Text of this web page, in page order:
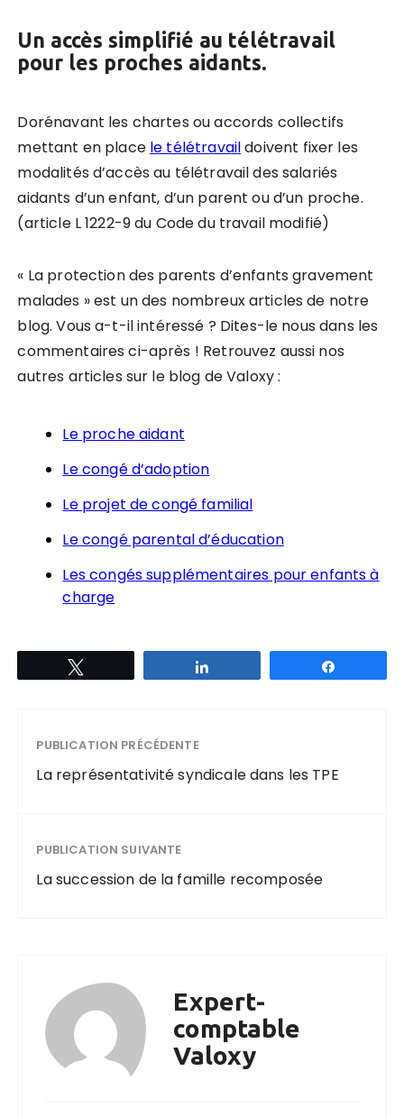
Un accès simplifié au télétravail
pour les proches aidants.
Dorénavant les chartes ou accords collectifs
mettant en place le télétravaildoivent fixer les
modalités d’accès au télétravail des salariés
aidants d’un enfant, d’un parent ou d’un proche.
(article L 1222-9 du Code du travail modifié)
« La protection des parents d’enfants gravement
malades » est un des nombreux articles de notre
blog. Vous a-t-il intéressé ? Dites-le nous dans les
commentaires ci-après ! Retrouvez aussi nos
autres articles sur le blog de Valoxy :
Le proche aidant
Le congé d’adoption
Le projet de congé familial
Le congé parental d’éducation
Les congés supplémentaires pour enfants à
charge
PUBLICATION PRÉCÉDENTE
La représentativité syndicale dans les TPE
PUBLICATION SUIVANTE
La succession de la famille recomposée
Expert-
comptable
Valoxy